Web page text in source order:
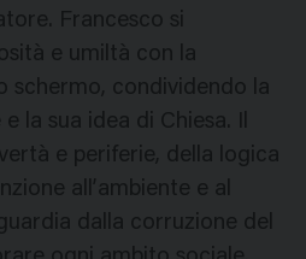
Francesco si
e umiltà con la
schermo, condividendo la
la sua idea di Chiesa. Il
e periferie, della logica
all’ambiente e al
dalla corruzione del